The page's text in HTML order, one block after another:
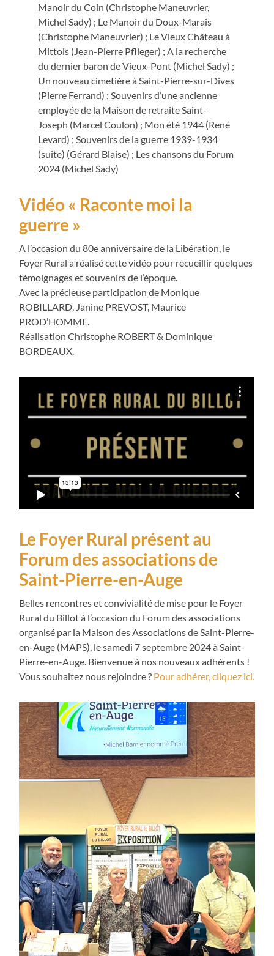
Manoir du Coin (Christophe Maneuvrier,
Michel Sady) ; Le Manoir du Doux-Marais
(Christophe Maneuvrier) ; Le Vieux Château à
Mittois (Jean-Pierre Pflieger) ; A la recherche
du dernier baron de Vieux-Pont (Michel Sady) ;
Un nouveau cimetière à Saint-Pierre-sur-Dives
(Pierre Ferrand) ; Souvenirs d’une ancienne
employée de la Maison de retraite Saint-
Joseph (Marcel Coulon) ; Mon été 1944 (René
Levard) ; Souvenirs de la guerre 1939-1934
(suite) (Gérard Blaise) ; Les chansons du Forum
2024 (Michel Sady)
Vidéo « Raconte moi la
guerre »
A l’occasion du 80e anniversaire de la Libération, le
Foyer Rural a réalisé cette vidéo pour recueillir quelques
témoignages et souvenirs de l’époque.
Avec la précieuse participation de Monique
ROBILLARD, Janine PREVOST, Maurice
PROD’HOMME.
Réalisation Christophe ROBERT & Dominique
BORDEAUX.
Le Foyer Rural présent au
Forum des associations de
Saint-Pierre-en-Auge
Belles rencontres et convivialité de mise pour le Foyer
Rural du Billot à l’occasion du Forum des associations
organisé par la Maison des Associations de Saint-Pierre-
en-Auge (MAPS), le samedi 7 septembre 2024 à Saint-
Pierre-en-Auge. Bienvenue à nos nouveaux adhérents !
Vous souhaitez nous rejoindre ? Pour adhérer, cliquez ici.